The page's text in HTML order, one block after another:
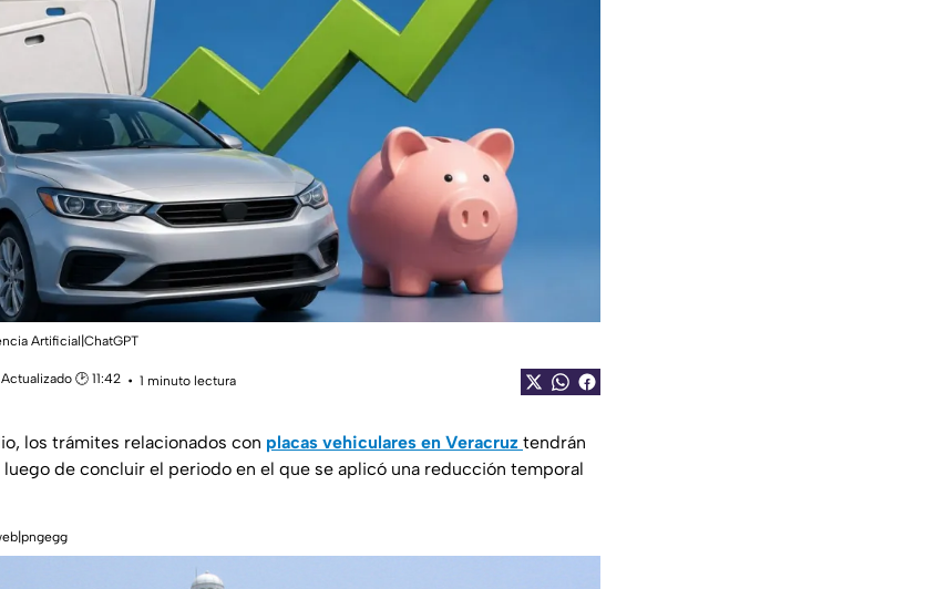
Artificial|ChatGPT
| Actualizado 🕑 11:42
1 minuto lectura
los trámites relacionados con placas vehiculares en Veracruz tendrán
de concluir el periodo en el que se aplicó una reducción temporal